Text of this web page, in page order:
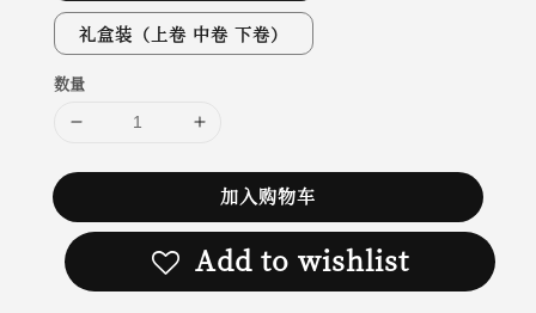
礼盒装（上卷 中卷 下卷）
数量
加入购物车
Add to wishlist